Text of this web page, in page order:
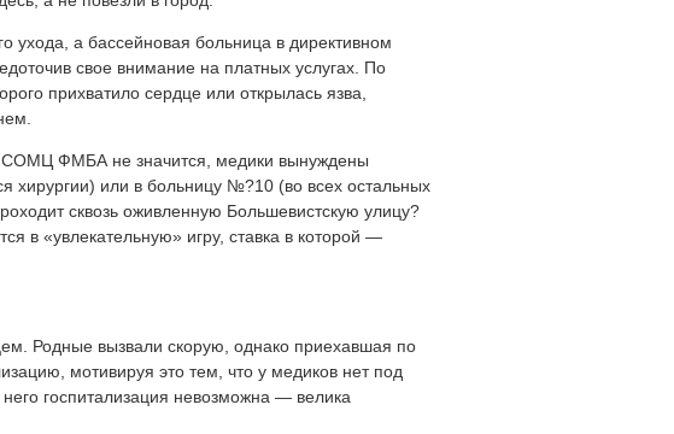
ухода, а бассейновая больница в директивном
свое внимание на платных услугах. По
прихватило сердце или открылась язва,
СОМЦ ФМБА не значится, медики вынуждены
хирургии) или в больницу №?10 (во всех остальных
сквозь оживленную Большевистскую улицу?
в «увлекательную» игру, ставка в которой —
Родные вызвали скорую, однако приехавшая по
мотивируя это тем, что у медиков нет под
госпитализация невозможна — велика